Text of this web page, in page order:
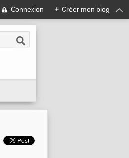
Connexion + Créer mon blog